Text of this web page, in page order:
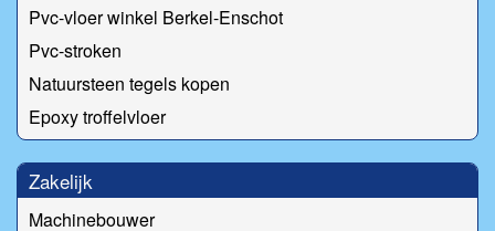
Pvc-vloer winkel Berkel-Enschot
Pvc-stroken
Natuursteen tegels kopen
Epoxy troffelvloer
Zakelijk
Machinebouwer